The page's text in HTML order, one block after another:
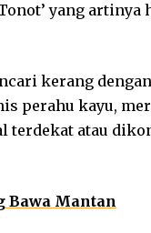
yang artinya
kerang
perahu kayu,
terdekat atau
Bawa Mantan